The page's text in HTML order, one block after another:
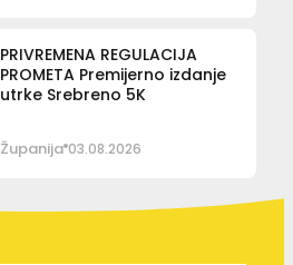
PRIVREMENA REGULACIJA
PROMETA Premijerno izdanje
utrke Srebreno 5K
Županija 03.08.2026